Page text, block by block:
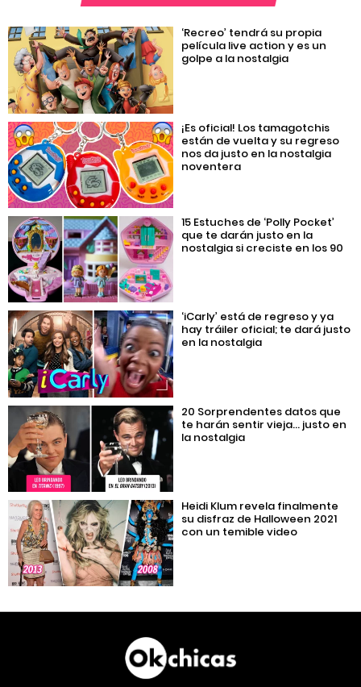
‘Recreo’ tendrá su propia
película live action y es un
golpe a la nostalgia
¡Es oficial! Los tamagotchis
están de vuelta y su regreso
nos da justo en la nostalgia
noventera
15 Estuches de ‘Polly Pocket’
que te darán justo en la
nostalgia si creciste en los 90
‘iCarly’ está de regreso y ya
hay tráiler oficial; te dará justo
en la nostalgia
20 Sorprendentes datos que
te harán sentir vieja… justo en
la nostalgia
Heidi Klum revela finalmente
su disfraz de Halloween 2021
con un temible video